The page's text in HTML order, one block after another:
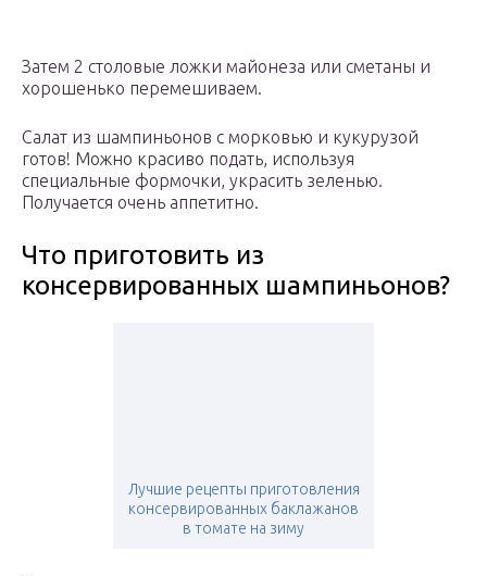
Затем 2 столовые ложки майонеза или сметаны и
хорошенько перемешиваем.
Салат из шампиньонов с морковью и кукурузой
готов! Можно красиво подать, используя
специальные формочки, украсить зеленью.
Получается очень аппетитно.
Что приготовить из
консервированных шампиньонов?
Лучшие рецепты приготовления
консервированных баклажанов
в томате на зиму